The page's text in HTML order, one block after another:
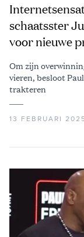
schaatsster
voor nieuwe
Om zijn
vieren, besloot
trakteren
13 FEBRUARI